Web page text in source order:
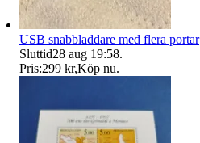
USB snabbladdare med flera portar
Sluttid28 aug 19:58.
Pris:299 kr,Köp nu.